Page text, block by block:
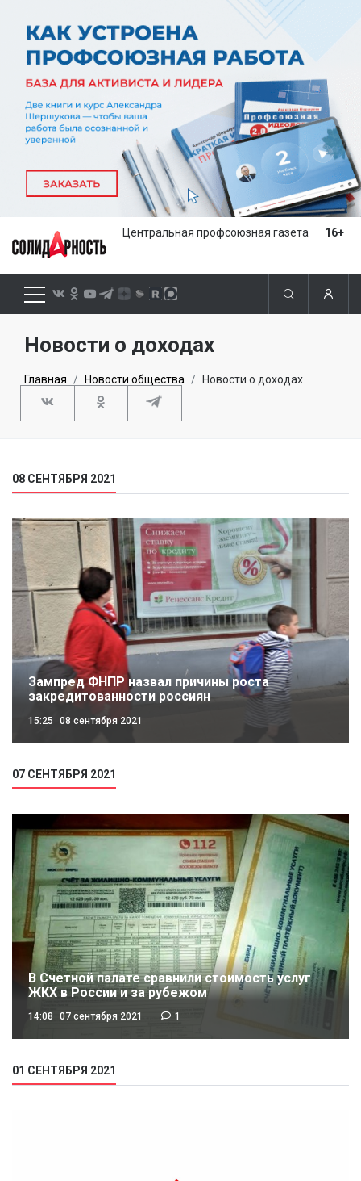
Центральная профсоюзная газета 16+
Новости о доходах
Главная Новости общества Новости о доходах
08 СЕНТЯБРЯ 2021
Зампред ФНПР назвал причины роста
закредитованности россиян
15:25 08 сентября 2021
07 СЕНТЯБРЯ 2021
В Счетной палате сравнили стоимость услуг
ЖКХ в России и за рубежом
14:08 07 сентября 2021 1
01 СЕНТЯБРЯ 2021